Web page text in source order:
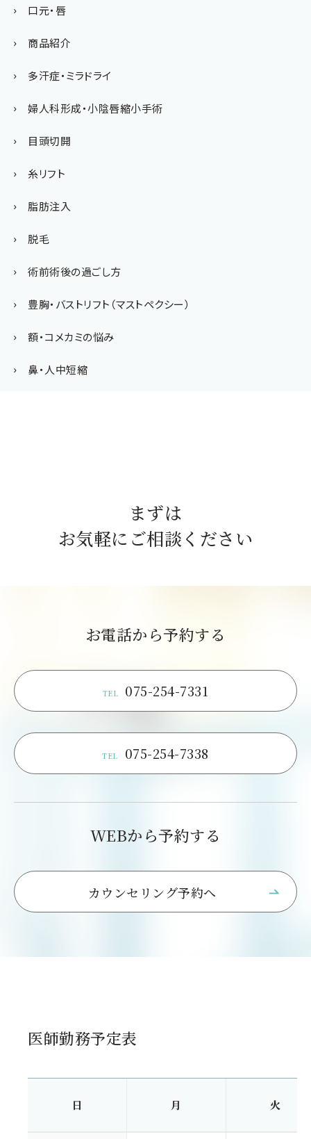
口元・唇
商品紹介
多汗症・ミラドライ
婦人科形成・小陰唇縮小手術
目頭切開
糸リフト
脂肪注入
脱毛
術前術後の過ごし方
豊胸・バストリフト（マストペクシー）
額・コメカミの悩み
鼻・人中短縮
まずは
お気軽にご相談ください
お電話から予約する
TEL 075-254-7331
TEL 075-254-7338
WEBから予約する
カウンセリング予約へ
医師勤務予定表
日 月 火